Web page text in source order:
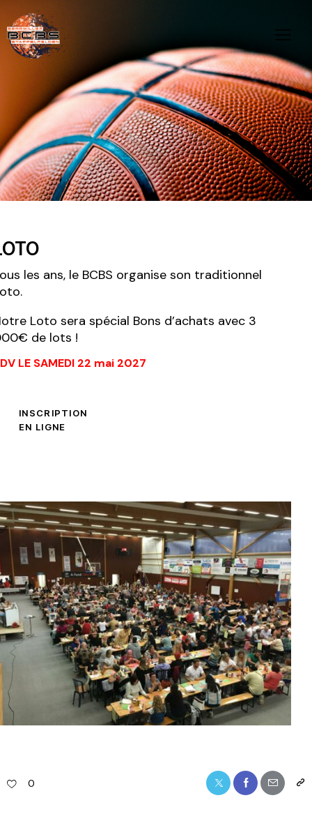
les ans, le BCBS organise son traditionnel
Loto sera spécial Bons d’achats avec 3
de lots !
LE SAMEDI 22 mai 2027
INSCRIPTION
EN LIGNE
0